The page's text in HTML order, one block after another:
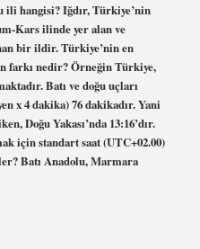
ili hangisi? Iğdır, Türkiye’nin
Kars ilinde yer alan ve
bir ildir. Türkiye’nin en
farkı nedir? Örneğin Türkiye,
Batı ve doğu uçları
x 4 dakika) 76 dakikadır. Yani
Doğu Yakası’nda 13:16’dır.
için standart saat (UTC+02.00)
Batı Anadolu, Marmara